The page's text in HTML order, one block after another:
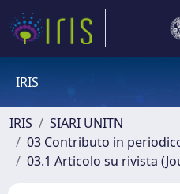
IRIS
IRIS
SIARI UNITN
03 Contributo in
03.1 Articolo su rivista